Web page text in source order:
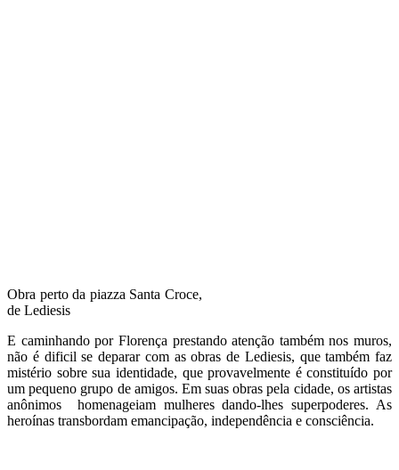
Obra perto da piazza Santa Croce,
de Lediesis
E caminhando por Florença prestando atenção também nos muros,
não é dificil se deparar com as obras de Lediesis, que também faz
mistério sobre sua identidade, que provavelmente é constituído por
um pequeno grupo de amigos. Em suas obras pela cidade, os artistas
anônimos homenageiam mulheres dando-lhes superpoderes. As
heroínas transbordam emancipação, independência e consciência.